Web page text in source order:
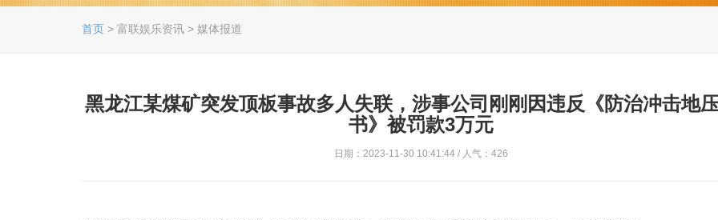
首页 > 富联娱乐资讯 > 媒体报道
黑龙江某煤矿突发顶板事故多人失联，涉事公司刚刚因违反《防治冲击地
书》被罚款3万元
日期：2023-11-30 10:41:44 / 人气：426